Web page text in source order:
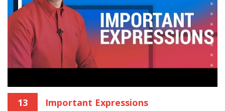
13 Important Expressions